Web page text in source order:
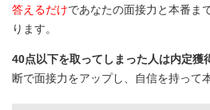
答えるだけであなたの面接力と本番ま
ります。
40点以下を取ってしまった人は内定獲
断で面接力をアップし、自信を持って